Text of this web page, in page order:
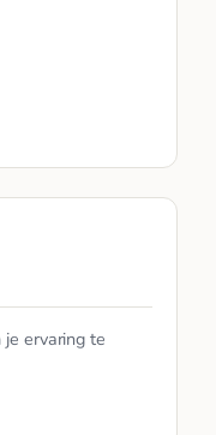
ervaring te